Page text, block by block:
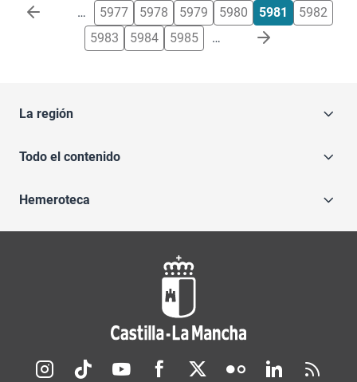
Paginación … 5977 5978 5979 5980 5981
5982
5983
5984 5985 …
La región
Todo el contenido
Hemeroteca
Redes sociales JCCM